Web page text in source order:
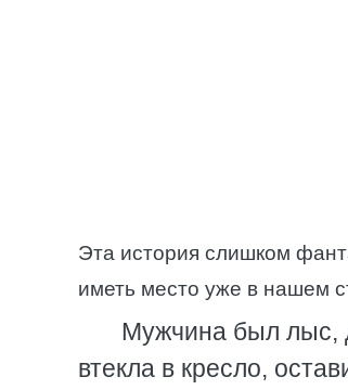
Эта история слишком
иметь место уже в нашем
Мужчина был лыс,
втекла в кресло,